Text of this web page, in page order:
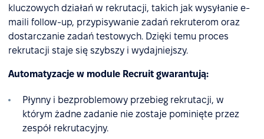
kluczowych działań w rekrutacji, takich jak wysyłanie e-
maili follow-up, przypisywanie zadań rekruterom oraz
dostarczanie zadań testowych. Dzięki temu proces
rekrutacji staje się szybszy i wydajniejszy.
Automatyzacje w module Recruit gwarantują:
Płynny i bezproblemowy przebieg rekrutacji, w
którym żadne zadanie nie zostaje pominięte przez
zespół rekrutacyjny.